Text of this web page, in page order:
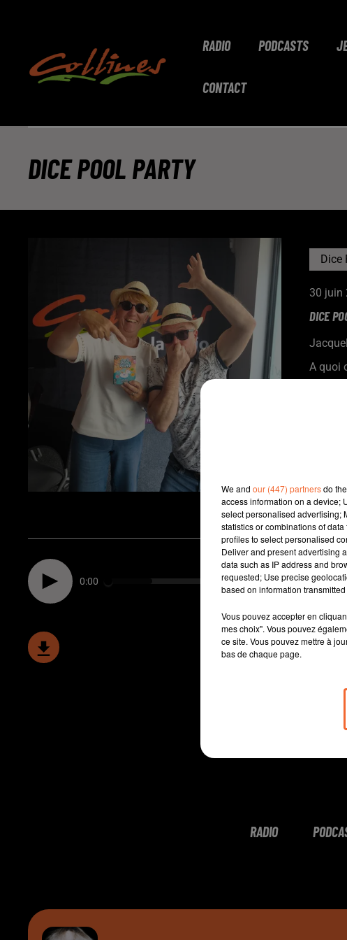
RADIO PODCASTS
CONTACT
DICE POOL PARTY
Dice
30 juin
DICE
A quoi
à
0:00
RADIO
We and our (447) partnersdo
access information on a device;
select personalised advertising;
statistics or combinations of
profiles to select personalised
Deliver and present advertising
data such as IP address and
requested; Use precise
based on information
Vous pouvez accepter en
mes choix". Vous pouvez
ce site. Vous pouvez mettre à
bas de chaque page.